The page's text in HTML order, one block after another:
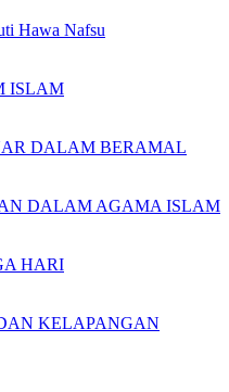
Hawa Nafsu
ISLAM
DALAM BERAMAL
DALAM AGAMA ISLAM
HARI
KELAPANGAN